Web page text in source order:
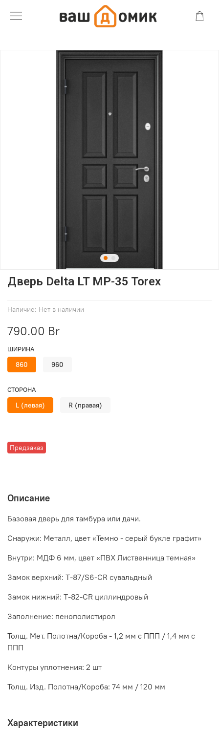
Наличие: Нет в наличии
Предзаказ
Дверь Delta LT MP-35 Torex
790.00 Br
ШИРИНА
860 960
СТОРОНА
L (левая) R (правая)
Описание
Базовая дверь для тамбура или дачи.
Снаружи: Металл, цвет «Темно - серый букле графит»
Внутри: МДФ 6 мм, цвет «ПВХ Лиственница темная»
Замок верхний: T-87/S6-CR сувальдный
Замок нижний: T-82-CR циллиндровый
Заполнение: пенополистирол
Толщ. Мет. Полотна/Короба - 1,2 мм с ППП / 1,4 мм с
ППП
Контуры уплотнения: 2 шт
Толщ. Изд. Полотна/Короба: 74 мм / 120 мм
Характеристики